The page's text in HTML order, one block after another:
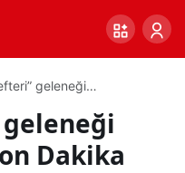
geleneği
Dakika